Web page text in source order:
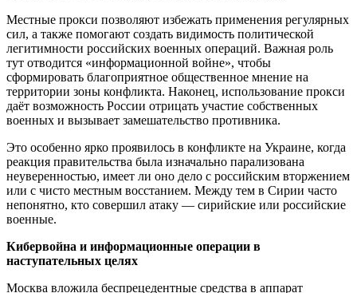
Местные прокси позволяют избежать применения регулярных
сил, а также помогают создать видимость политической
легитимности российских военных операций. Важная роль
тут отводится «информационной войне», чтобы
сформировать благоприятное общественное мнение на
территории зоны конфликта. Наконец, использование прокси
даёт возможность России отрицать участие собственных
военных и вызывает замешательство противника.
Это особенно ярко проявилось в конфликте на Украине, когда
реакция правительства была изначально парализована
неуверенностью, имеет ли оно дело с российским вторжением
или с чисто местным восстанием. Между тем в Сирии часто
непонятно, кто совершил атаку — сирийские или российские
военные.
Кибервойна и информационные операции в
наступательных целях
Москва вложила беспрецедентные средства в аппарат